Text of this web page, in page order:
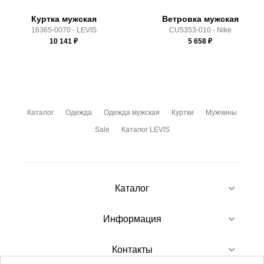
Куртка мужская
16365-0070 - LEVIS
10 141 ₽
Ветровка мужская
CU5353-010 - Nike
5 658 ₽
Каталог Одежда Одежда мужская Куртки Мужчины
Sale Каталог LEVIS
Каталог
Информация
Контакты